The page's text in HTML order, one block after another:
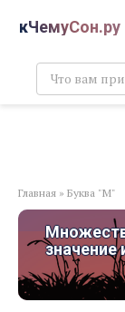
кЧемуСон.ру
Поиск:
Главная » Буква "М"
значение